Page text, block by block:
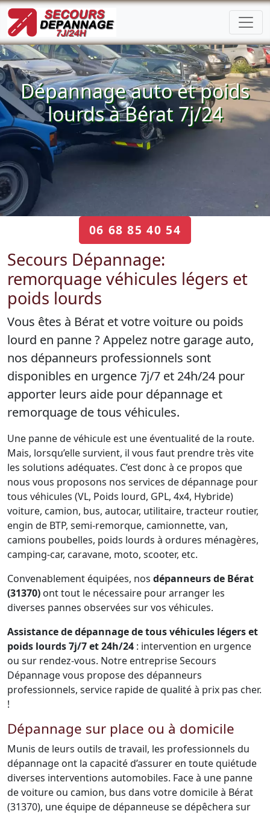
Dépannage auto et poids
lourds à Bérat 7j/24
06 68 85 40 54
Secours Dépannage:
remorquage véhicules légers et
poids lourds
Vous êtes à Bérat et votre voiture ou poids
lourd en panne ? Appelez notre garage auto,
nos dépanneurs professionnels sont
disponibles en urgence 7j/7 et 24h/24 pour
apporter leurs aide pour dépannage et
remorquage de tous véhicules.
Une panne de véhicule est une éventualité de la route.
Mais, lorsqu’elle survient, il vous faut prendre très vite
les solutions adéquates. C’est donc à ce propos que
nous vous proposons nos services de dépannage pour
tous véhicules (VL, Poids lourd, GPL, 4x4, Hybride)
voiture, camion, bus, autocar, utilitaire, tracteur routier,
engin de BTP, semi-remorque, camionnette, van,
camions poubelles, poids lourds à ordures ménagères,
camping-car, caravane, moto, scooter, etc.
Convenablement équipées, nos dépanneurs de Bérat
(31370) ont tout le nécessaire pour arranger les
diverses pannes observées sur vos véhicules.
Assistance de dépannage de tous véhicules légers et
poids lourds 7j/7 et 24h/24 : intervention en urgence
ou sur rendez-vous. Notre entreprise Secours
Dépannage vous propose des dépanneurs
professionnels, service rapide de qualité à prix pas cher.
!
Dépannage sur place ou à domicile
Munis de leurs outils de travail, les professionnels du
dépannage ont la capacité d’assurer en toute quiétude
diverses interventions automobiles. Face à une panne
de voiture ou camion, bus dans votre domicile à Bérat
(31370), une équipe de dépanneuse se dépêchera sur